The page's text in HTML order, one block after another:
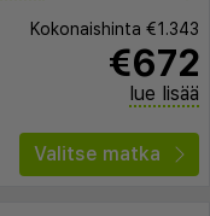
Kokonaishinta €1.343
€672
lue lisää
Valitse matka